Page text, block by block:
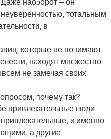
неуверенностью, тотальным
в
которые не понимают
находят множество
не замечая своих
почему так?
привлекательные люди
и именно
а другие